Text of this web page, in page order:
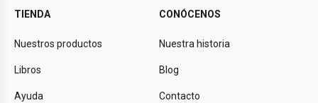
TIENDA
Nuestros productos
Libros
Ayuda
CONÓCENOS
Nuestra historia
Blog
Contacto